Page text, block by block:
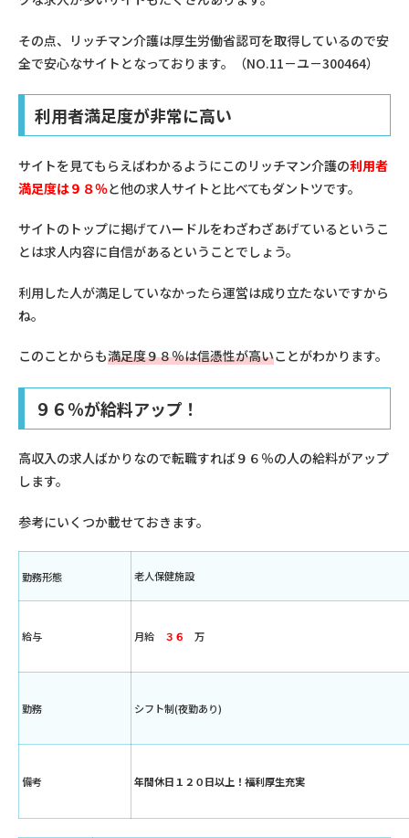
その点、リッチマン介護は厚生労働省認可を取得しているので安
全で安心なサイトとなっております。（NO.11－ユ－300464）
利用者満足度が非常に高い
サイトを見てもらえばわかるようにこのリッチマン介護の利用者
満足度は９８％と他の求人サイトと比べてもダントツです。
サイトのトップに掲げてハードルをわざわざあげているというこ
とは求人内容に自信があるということでしょう。
利用した人が満足していなかったら運営は成り立たないですから
ね。
このことからも満足度９８％は信憑性が高いことがわかります。
９６％が給料アップ！
高収入の求人ばかりなので転職すれば９６％の人の給料がアップ
します。
参考にいくつか載せておきます。
勤務形態 老人保健施設
給与 月給 ３６ 万
勤務 シフト制(夜勤あり)
備考 年間休日１２０日以上！福利厚生充実